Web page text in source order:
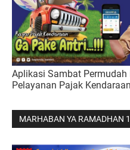
Aplikasi Sambat
Pelayanan Pajak
MARHABAN YA RAMADHAN